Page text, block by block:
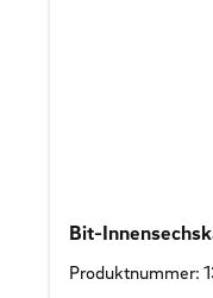
Bit-
Produktnummer: